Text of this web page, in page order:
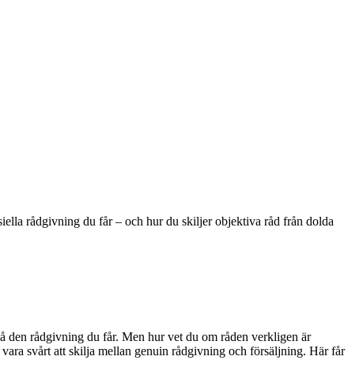
rådgivning du får – och hur du skiljer objektiva råd från dolda
den rådgivning du får. Men hur vet du om råden verkligen är
svårt att skilja mellan genuin rådgivning och försäljning. Här får